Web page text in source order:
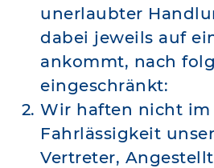
unerlaubter
dabei jeweils auf
ankommt, nach
eingeschränkt:
Wir haften nicht im
Fahrlässigkeit
Vertreter,